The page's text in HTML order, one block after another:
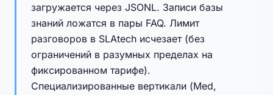
загружается через JSONL. Записи базы
знаний ложатся в пары FAQ. Лимит
разговоров в SLAtech исчезает (без
ограничений в разумных пределах на
фиксированном тарифе).
Специализированные вертикали (Med,